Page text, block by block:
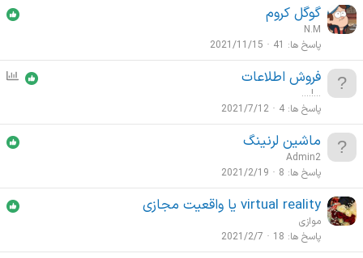
گوگل کروم
N.M
پاسخ ها
41
2021/11/15
ن
ن
فروش اطلاعات
....!...
پاسخ ها 4
2021/7/12
ماشین لرنینگ
Admin2
پاسخ ها 8
2021/2/19
virtual reality یا واقعیت مجازی
موازی
پاسخ ها 18
2021/2/7